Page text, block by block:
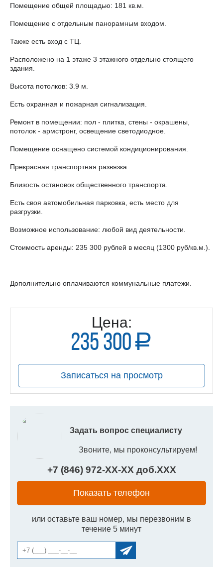
Помещение общей площадью: 181 кв.м.
Помещение с отдельным панорамным входом.
Также есть вход с ТЦ.
Расположено на 1 этаже 3 этажного отдельно стоящего
здания.
Высота потолков: 3.9 м.
Есть охранная и пожарная сигнализация.
Ремонт в помещении: пол - плитка, стены - окрашены,
потолок - армстронг, освещение светодиодное.
Помещение оснащено системой кондиционирования.
Прекрасная транспортная развязка.
Близость остановок общественного транспорта.
Есть своя автомобильная парковка, есть место для
разгрузки.
Возможное использование: любой вид деятельности.
Стоимость аренды: 235 300 рублей в месяц (1300 руб/кв.м.).
Дополнительно оплачиваются коммунальные платежи.
Цена:
235 300 a
руб.
Записаться на просмотр
Задать вопрос специалисту
Звоните, мы проконсультируем!
+7 (846) 972-XX-XXдоб.XXX
Показать телефон
или оставьте ваш номер, мы перезвоним в
течение 5 минут